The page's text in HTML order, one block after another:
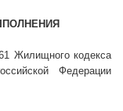
Жилищного кодекса
Федерации